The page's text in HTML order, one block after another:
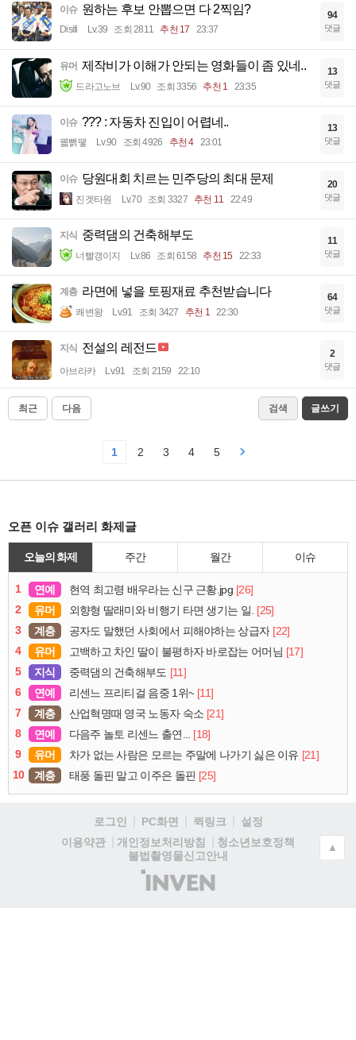
이슈 원하는 후보 안뽑으면 다 2찍임?
Disifi Lv.39 조회 2811 추천 17 23:37
94
댓글
유머 제작비가 이해가 안되는 영화들이 좀 있네..
드라고노브 Lv.90 조회 3356 추천 1 23:35
13
댓글
이슈 ??? : 자동차 진입이 어렵네..
꿻뻵뗗 Lv.90 조회 4926 추천 4 23:01
13
댓글
이슈 당원대회 치르는 민주당의 최대 문제
진겟타원 Lv.70 조회 3327 추천 11 22:49
20
댓글
지식 중력댐의 건축해부도
너빨갱이지 Lv.86 조회 6158 추천 15 22:33
11
댓글
계층 라면에 넣을 토핑재료 추천받습니다
쾌변왕 Lv.91 조회 3427 추천 1 22:30
64
댓글
지식 전설의 레전드
아브라카 Lv.91 조회 2159 22:10
2
댓글
최근 다음 검색 글쓰기
1 2 3 4 5
오픈 이슈 갤러리 화제글
오늘의 화제 주간 월간 이슈
1 연예 현역 최고령 배우라는 신구 근황.jpg [26]
2
유머 외향형 딸래미와 비행기 타면 생기는 일. [25]
3
계층 공자도 말했던 사회에서 피해야하는 상급자 [22]
4
유머 고백하고 차인 딸이 불평하자 바로잡는 어머님 [17]
5
지식 중력댐의 건축해부도 [11]
6
연예 리센느 프리티걸 음중 1위~ [11]
7
계층 산업혁명때 영국 노동자 숙소 [21]
8
연예 다음주 놀토 리센느 출연... [18]
9
유머 차가 없는 사람은 모르는 주말에 나가기 싫은 이유 [21]
10
계층 태풍 돌핀 말고 이주은 돌핀 [25]
로그인 PC화면 퀵링크
설정
이용약관
개인정보처리방침
청소년보호정책
불법촬영물신고안내
(주)
인
▲